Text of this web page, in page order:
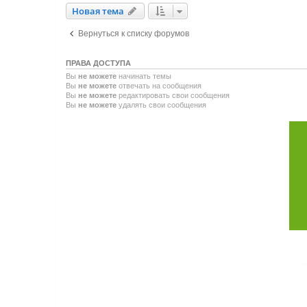
Новая тема
Новаятема
Вернуться к списку форумов
ПРАВА ДОСТУПА
Вы не можете начинать темы
Вы не можете отвечать на сообщения
Вы не можете редактировать свои сообщения
Вы не можете удалять свои сообщения